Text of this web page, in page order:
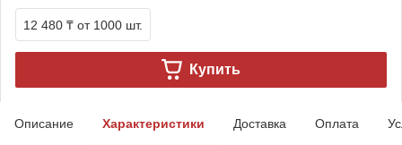
12 480 ₸ от 1000 шт.
Купить
Описание Характеристики Доставка Оплата